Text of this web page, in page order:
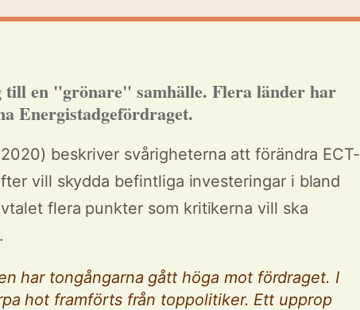
en "grönare" samhälle. Flera länder har
Energistadgefördraget.
beskriver svårigheterna att förändra ECT-
vill skydda befintliga investeringar i bland
flera punkter som kritikerna vill ska
har tongångarna gått höga mot fördraget. I
hot framförts från toppolitiker. Ett upprop